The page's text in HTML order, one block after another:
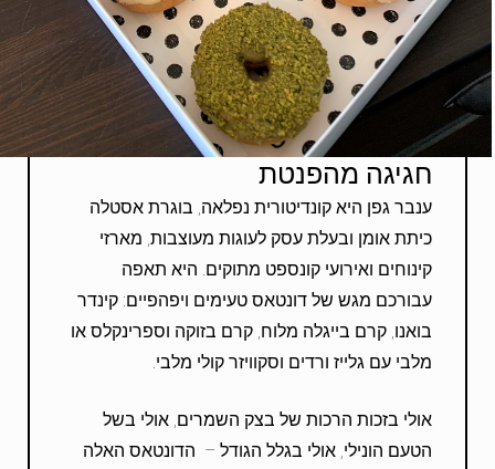
חגיגה מהפנטת
ענבר גפן היא קונדיטורית נפלאה, בוגרת אסטלה
כיתת אומן ובעלת עסק לעוגות מעוצבות, מארזי
קינוחים ואירועי קונספט מתוקים. היא תאפה
עבורכם מגש של דונטאס טעימים ויפהפיים: קינדר
בואנו, קרם בייגלה מלוח, קרם בזוקה וספרינקלס או
מלבי עם גלייז ורדים וסקוויזר קולי מלבי.
אולי בזכות הרכות של בצק השמרים, אולי בשל
הטעם הונילי, אולי בגלל הגודל – הדונטאס האלה